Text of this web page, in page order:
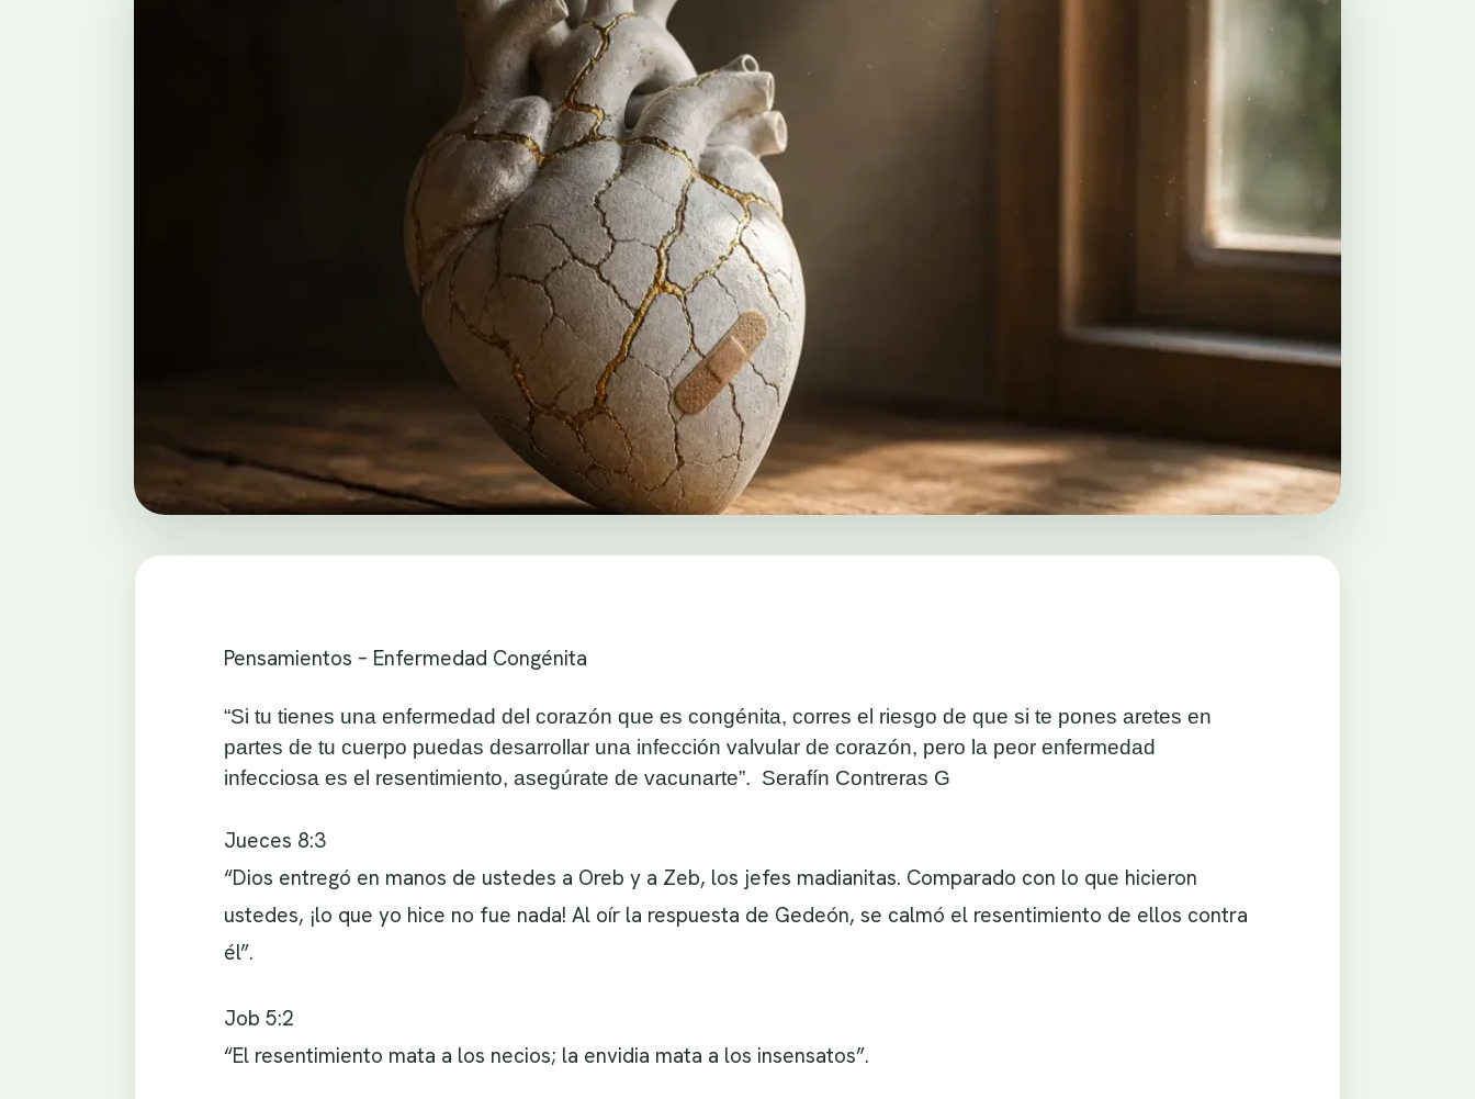
Pensamientos – Enfermedad Congénita
“Si tu tienes una enfermedad del corazón que es congénita, corres el riesgo de que si te pones aretes en
partes de tu cuerpo puedas desarrollar una infección valvular de corazón, pero la peor enfermedad
infecciosa es el resentimiento, asegúrate de vacunarte”. Serafín Contreras G
Jueces 8:3
“Dios entregó en manos de ustedes a Oreb y a Zeb, los jefes madianitas. Comparado con lo que hicieron
ustedes, ¡lo que yo hice no fue nada! Al oír la respuesta de Gedeón, se calmó el resentimiento de ellos contra
él”.
Job 5:2
“El resentimiento mata a los necios; la envidia mata a los insensatos”.